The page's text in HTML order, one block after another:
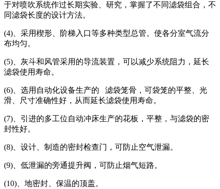
于对喷吹系统作过长期实验、研究，掌握了不同滤袋组合，不
同滤袋长度的设计方法。
(4)、采用楔形、阶梯入口等多种类型总管。使各分室气流分
布均匀。
(5)、灰斗和风管采用的导流装置，可以减少系统阻力，延长
滤袋使用寿命。
(6)、选用自动化设备生产的 滤袋笼骨，可袋笼的平整、光
滑、尺寸准确性好，从而延长滤袋使用寿命。
(7)、引进的多工位自动冲床生产的花板，平整，与滤袋的密
封性好。
(8)、设计、制造的密封检查门，可防止空气泄漏。
(9)、低泄漏的旁通提升阀，可防止烟气短路。
(10)、地密封、保温的顶盖。